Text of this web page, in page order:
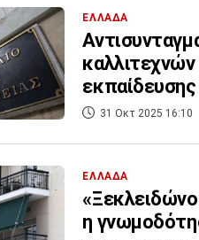
ΕΛΛΑΔΑ
εκπαίδευσης
31 Οκτ 2025 16:10
ΕΛΛΑΔΑ
η